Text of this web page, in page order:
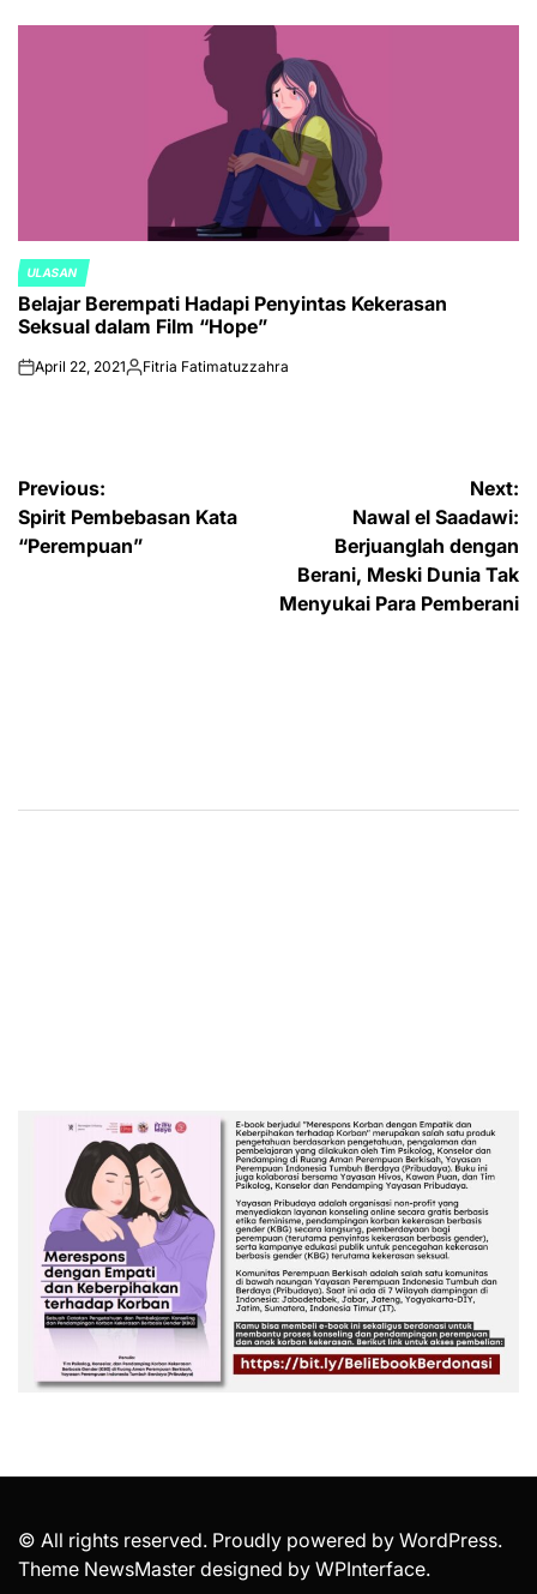
POSTED
IN
ULASAN
Belajar Berempati Hadapi Penyintas Kekerasan
Seksual dalam Film “Hope”
onApril 22, 2021Posted
Fitria Fatimatuzzahra
Post
navigation
Previous:
Spirit Pembebasan Kata
“Perempuan”
Next:
Nawal el Saadawi:
Berjuanglah dengan
Berani, Meski Dunia Tak
Menyukai Para Pemberani
© All rights reserved. Proudly powered by WordPress.
Theme NewsMaster designed by WPInterface.